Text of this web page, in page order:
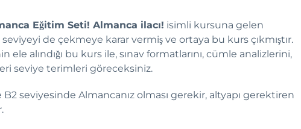
Eğitim Seti! Almanca ilacı! isimli kursuna gelen
de çekmeye karar vermiş ve ortaya bu kurs çıkmıştır.
ele alındığı bu kurs ile, sınav formatlarını, cümle analizlerini,
seviye terimleri göreceksiniz.
seviyesinde Almancanız olması gerekir, altyapı gerektiren